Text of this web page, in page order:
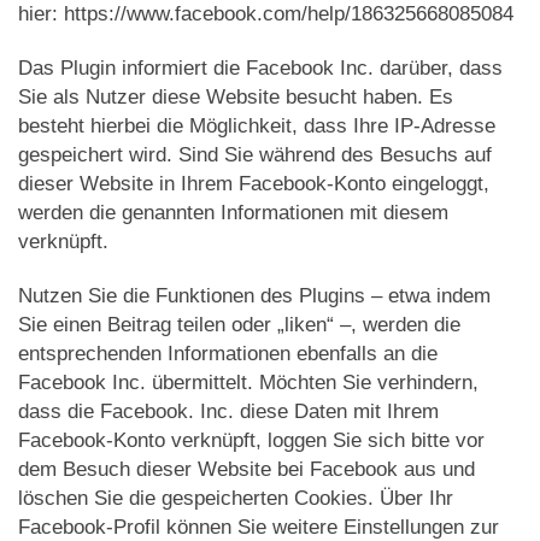
hier: https://www.facebook.com/help/186325668085084
Das Plugin informiert die Facebook Inc. darüber, dass
Sie als Nutzer diese Website besucht haben. Es
besteht hierbei die Möglichkeit, dass Ihre IP-Adresse
gespeichert wird. Sind Sie während des Besuchs auf
dieser Website in Ihrem Facebook-Konto eingeloggt,
werden die genannten Informationen mit diesem
verknüpft.
Nutzen Sie die Funktionen des Plugins – etwa indem
Sie einen Beitrag teilen oder „liken“ –, werden die
entsprechenden Informationen ebenfalls an die
Facebook Inc. übermittelt. Möchten Sie verhindern,
dass die Facebook. Inc. diese Daten mit Ihrem
Facebook-Konto verknüpft, loggen Sie sich bitte vor
dem Besuch dieser Website bei Facebook aus und
löschen Sie die gespeicherten Cookies. Über Ihr
Facebook-Profil können Sie weitere Einstellungen zur